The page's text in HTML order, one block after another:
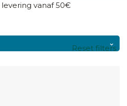
levering vanaf 50€
Reset filters